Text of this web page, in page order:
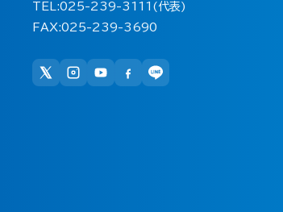
TEL:025-239-3111(代表)
FAX:025-239-3690